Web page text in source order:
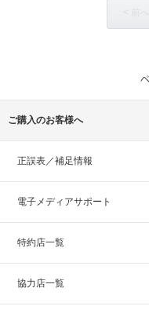
ご購入のお客様へ
正誤表／補足情報
電子メディアサポート
特約店一覧
協力店一覧